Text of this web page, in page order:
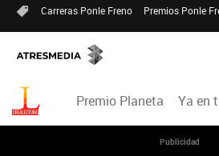
Carreras Ponle Freno Premios Ponle
Premio Planeta Ya en
Publicidad